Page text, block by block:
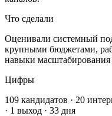
Что сделали
Оценивали системный
крупными бюджетами,
навыки масштабирования
Цифры
109 кандидатов · 20
· 1 выход · 33 дня